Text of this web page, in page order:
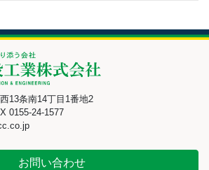
13条南14丁目1番地2
0155-24-1577
お問い合わせ